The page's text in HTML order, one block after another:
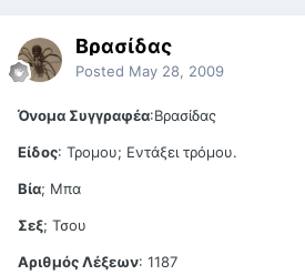
Βρασίδας
Posted May 28, 2009
Όνομα Συγγραφέα:Βρασίδας
Είδος: Τρομου; Εντάξει τρόμου.
Βία; Μπα
Σεξ; Τσου
Αριθμός Λέξεων: 1187